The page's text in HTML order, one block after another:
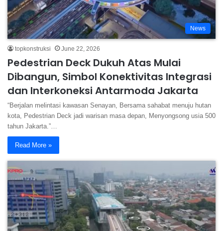
News
topkonstruksi June 22, 2026
Pedestrian Deck Dukuh Atas Mulai
Dibangun, Simbol Konektivitas Integrasi
dan Interkoneksi Antarmoda Jakarta
“Berjalan melintasi kawasan Senayan, Bersama sahabat menuju hutan
kota, Pedestrian Deck jadi warisan masa depan, Menyongsong usia 500
tahun Jakarta.”…
Read More »